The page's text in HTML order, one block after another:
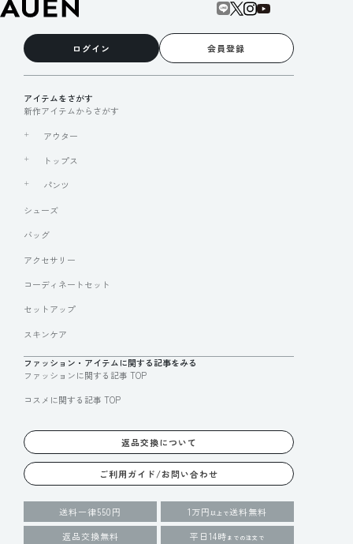
ログイン 会員登録
アイテムをさがす
新作アイテムからさがす
アウター
トップス
パンツ
シューズ
バッグ
アクセサリー
コーディネートセット
セットアップ
スキンケア
ファッション・アイテムに関する記事をみる
ファッションに関する記事 TOP
コスメに関する記事 TOP
返品交換について
ご利用ガイド/お問い合わせ
送料一律550円 1万円 以上で送料無料
返品交換無料
平日14時 までの注文で